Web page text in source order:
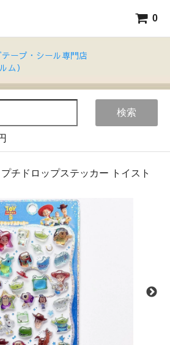
0
ープ・シール専門店
ム）
検索
チドロップステッカー トイスト